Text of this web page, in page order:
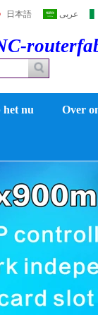
日本語 عربى
het nu Over